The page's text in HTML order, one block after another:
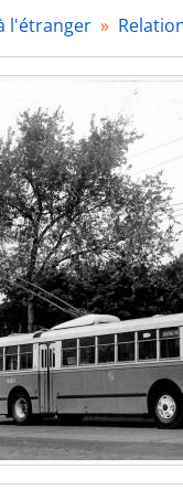
Uni, 1947-1982
1982
1947-1978
1955-1961
1957-1966
1959-1980
1951-1988
1950-1965
Unis, 1902-1982
1927-1994
1955-1960
1986
1969
1965-1980
1977-1984
1949-1969
1974
l'étranger